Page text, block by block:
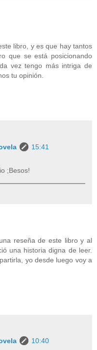
libro, y es que hay tantos
que se está posicionando
vez tengo más intriga de
tu opinión.
15:41
;Besos!
reseña de este libro y al
una historia digna de leer.
yo desde luego voy a
10:40